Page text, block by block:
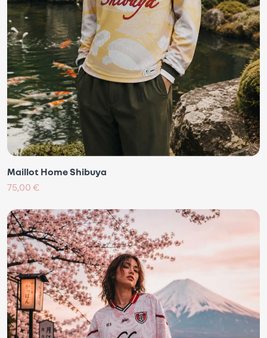
Maillot Home Shibuya
75,00 €